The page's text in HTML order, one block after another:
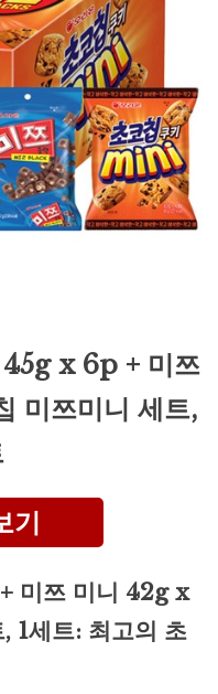
45g x 6p + 미쯔
미쯔미니 세트,
기
미쯔 미니 42g x
1세트: 최고의 초